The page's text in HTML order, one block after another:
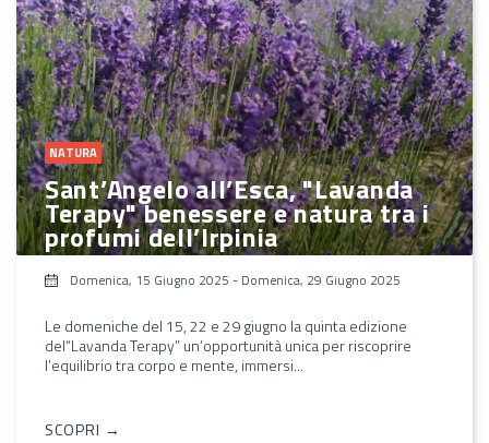
NATURA
Sant’Angelo all’Esca, "Lavanda
Terapy" benessere e natura tra i
profumi dell’Irpinia
Domenica, 15 Giugno 2025 - Domenica, 29 Giugno 2025
Le domeniche del 15, 22 e 29 giugno la quinta edizione
del“Lavanda Terapy” un’opportunità unica per riscoprire
l’equilibrio tra corpo e mente, immersi...
SCOPRI →